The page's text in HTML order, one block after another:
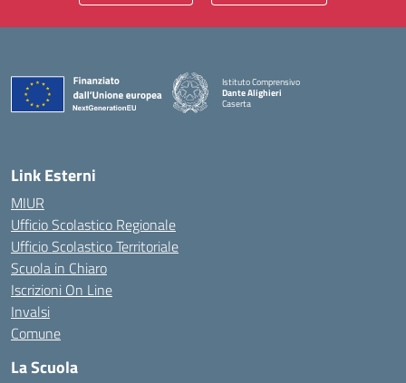
Istituto Comprensivo
Dante Alighieri
Caserta
Link Esterni
MIUR
Ufficio Scolastico Regionale
Ufficio Scolastico Territoriale
Scuola in Chiaro
Iscrizioni On Line
Invalsi
Comune
La Scuola